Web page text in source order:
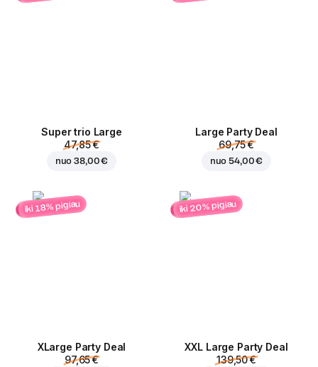
Super trio Large
47,85 €
nuo38,00 €
Large Party Deal
69,75 €
nuo54,00 €
iki 18% pigiau
ХLarge Party Deal
97,65 €
iki 20% pigiau
XXL Large Party Deal
139,50 €